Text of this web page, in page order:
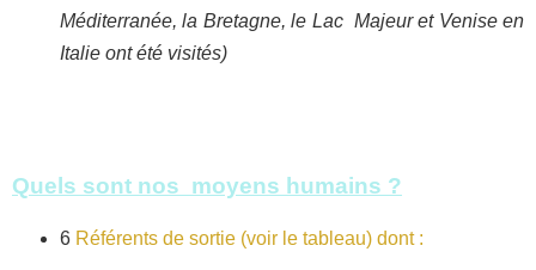
Méditerranée, la Bretagne, le Lac Majeur et Venise en
Italie ont été visités)
Quels sont nos moyens humains ?
6 Référents de sortie (voir le tableau) dont :